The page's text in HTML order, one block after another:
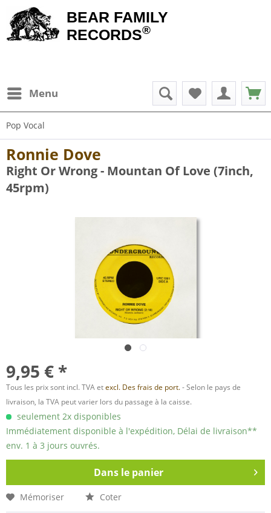
BEAR FAMILY
RECORDS®
Menu
Pop Vocal
Ronnie Dove
Right Or Wrong - Mountan Of Love (7inch,
45rpm)
9,95 € *
Tous les prix sont incl. TVA etexcl. Des frais de port.- Selon le pays de
livraison, la TVA peut varier lors du passage à la caisse.
seulement 2x disponibles
Immédiatement disponible à l'expédition, Délai de livraison**
env. 1 à 3 jours ouvrés.
Dans le panier
Mémoriser Coter